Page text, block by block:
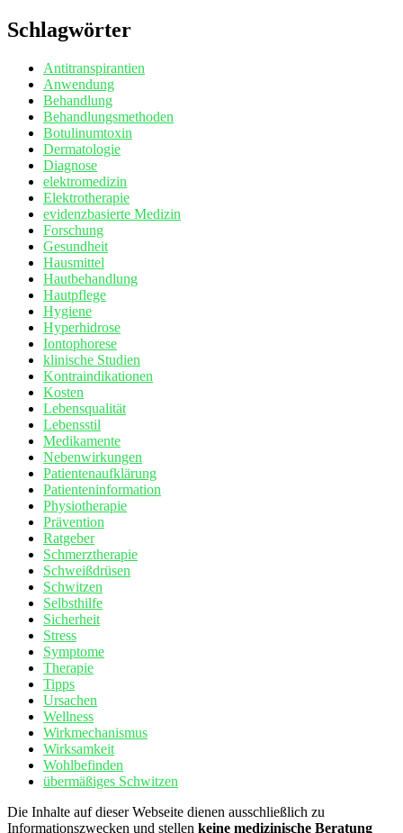
Schlagwörter
Antitranspirantien
Anwendung
Behandlung
Behandlungsmethoden
Botulinumtoxin
Dermatologie
Diagnose
elektromedizin
Elektrotherapie
evidenzbasierte Medizin
Forschung
Gesundheit
Hausmittel
Hautbehandlung
Hautpflege
Hygiene
Hyperhidrose
Iontophorese
klinische Studien
Kontraindikationen
Kosten
Lebensqualität
Lebensstil
Medikamente
Nebenwirkungen
Patientenaufklärung
Patienteninformation
Physiotherapie
Prävention
Ratgeber
Schmerztherapie
Schweißdrüsen
Schwitzen
Selbsthilfe
Sicherheit
Stress
Symptome
Therapie
Tipps
Ursachen
Wellness
Wirkmechanismus
Wirksamkeit
Wohlbefinden
übermäßiges Schwitzen
Die Inhalte auf dieser Webseite dienen ausschließlich zu
Informationszwecken und stellen keine medizinische Beratung